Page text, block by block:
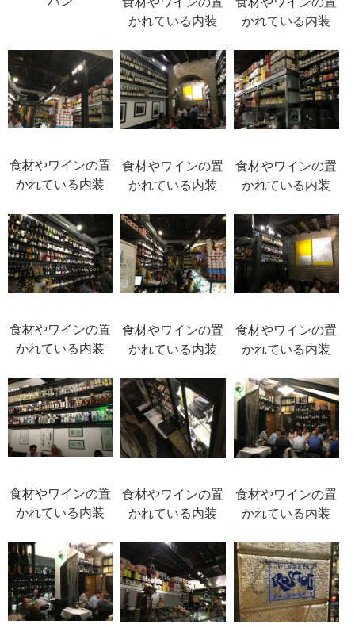
かれている内装
かれている内装
食材やワインの置
かれている内装
食材やワインの置
かれている内装
食材やワインの置
かれている内装
食材やワインの置
かれている内装
食材やワインの置
かれている内装
食材やワインの置
かれている内装
食材やワインの置
かれている内装
食材やワインの置
かれている内装
食材やワインの置
かれている内装